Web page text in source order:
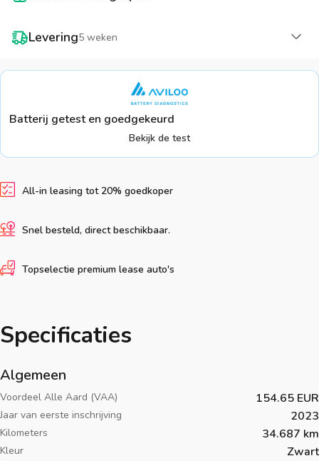
Levering5 weken
Batterij getest en goedgekeurd
Bekijk de test
All-in leasing tot 20% goedkoper
Snel besteld, direct beschikbaar.
Topselectie premium lease auto's
Specificaties
Algemeen
Voordeel Alle Aard (VAA) 154.65 EUR
Jaar van eerste inschrijving 2023
Kilometers 34.687 km
Kleur Zwart